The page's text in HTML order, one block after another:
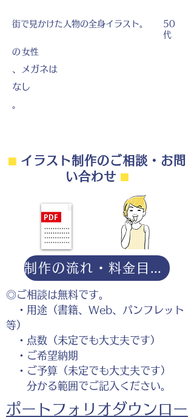
街で見かけた人物の全身イラスト。
50
代
の 女性
、メガネは
なし
。
⬛︎イラスト制作のご相談・お問
い合わせ ⬛︎
◎ご相談は無料です。
・用途（書籍、Web、パンフレット
等）
・点数（未定でも大丈夫です）
・ご希望納期
・ご予算（未定でも大丈夫です）
分かる範囲でご記入ください。
ポートフォリオダウンロー